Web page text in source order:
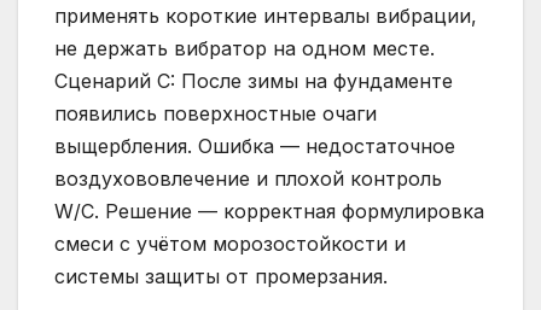
применять короткие интервалы вибрации,
не держать вибратор на одном месте.
Сценарий C: После зимы на фундаменте
появились поверхностные очаги
выщербления. Ошибка — недостаточное
воздухововлечение и плохой контроль
W/C. Решение — корректная формулировка
смеси с учётом морозостойкости и
системы защиты от промерзания.